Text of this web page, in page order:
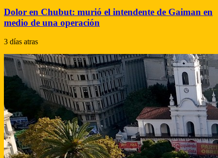
Dolor en Chubut: murió el intendente de Gaiman en
medio de una operación
3 días atras